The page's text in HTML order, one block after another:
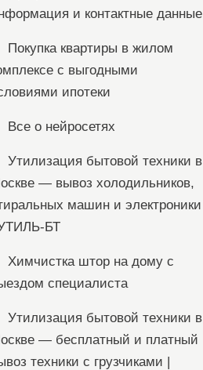
и контактные данные
Покупка квартиры в жилом
с выгодными
ипотеки
Все о нейросетях
Утилизация бытовой техники в
— вывоз холодильников,
машин и электроники
БТ
Химчистка штор на дому с
специалиста
Утилизация бытовой техники в
— бесплатный и платный
техники с грузчиками |